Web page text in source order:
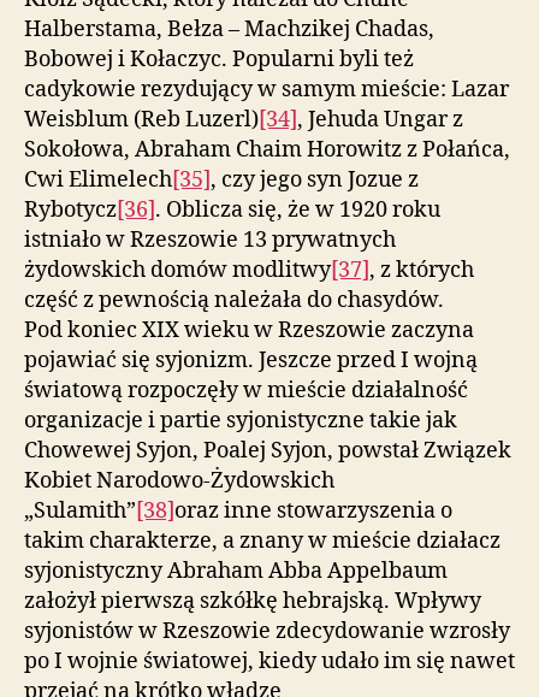
Halberstama, Bełza – Machzikej Chadas,
Bobowej i Kołaczyc. Popularni byli też
cadykowie rezydujący w samym mieście: Lazar
Weisblum (Reb Luzerl)[34], Jehuda Ungar z
Sokołowa, Abraham Chaim Horowitz z Połańca,
Cwi Elimelech[35], czy jego syn Jozue z
Rybotycz[36]. Oblicza się, że w 1920 roku
istniało w Rzeszowie 13 prywatnych
żydowskich domów modlitwy[37], z których
część z pewnością należała do chasydów.
Pod koniec XIX wieku w Rzeszowie zaczyna
pojawiać się syjonizm. Jeszcze przed I wojną
światową rozpoczęły w mieście działalność
organizacje i partie syjonistyczne takie jak
Chowewej Syjon, Poalej Syjon, powstał Związek
Kobiet Narodowo-Żydowskich
„Sulamith”[38]oraz inne stowarzyszenia o
takim charakterze, a znany w mieście działacz
syjonistyczny Abraham Abba Appelbaum
założył pierwszą szkółkę hebrajską. Wpływy
syjonistów w Rzeszowie zdecydowanie wzrosły
po I wojnie światowej, kiedy udało im się nawet
przejąć na krótko władzę